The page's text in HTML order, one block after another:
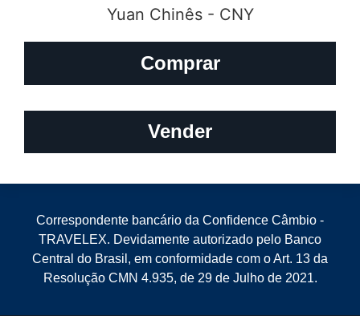
Yuan Chinês - CNY
Comprar
Vender
Correspondente bancário da Confidence Câmbio -
TRAVELEX. Devidamente autorizado pelo Banco
Central do Brasil, em conformidade com o Art. 13 da
Resolução CMN 4.935, de 29 de Julho de 2021.